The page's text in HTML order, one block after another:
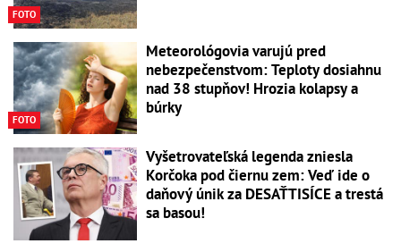
FOTO
FOTO
Meteorológovia varujú pred
nebezpečenstvom: Teploty dosiahnu
nad 38 stupňov! Hrozia kolapsy a
búrky
Vyšetrovateľská legenda zniesla
Korčoka pod čiernu zem: Veď ide o
daňový únik za DESAŤTISÍCE a trestá
sa basou!